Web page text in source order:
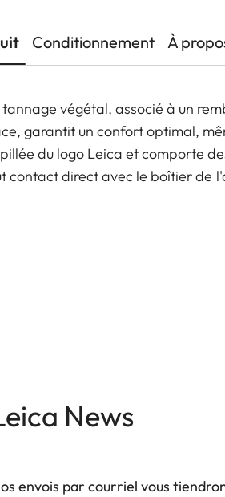
Conditionnement À
végétal, associé à un
garantit un confort optimal,
du logo Leica et comporte
contact direct avec le boîtier de
dotés d'œillets de fixation,
News
envois par courriel vous